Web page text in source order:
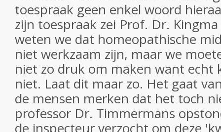
toespraak geen enkel woord
zijn toespraak zei Prof. Dr.
weten we dat homeopathische
niet werkzaam zijn, maar we
niet zo druk om maken want echt
niet. Laat dit maar zo. Het gaat
de mensen merken dat het toch
professor Dr. Timmermans
de inspecteur verzocht om deze